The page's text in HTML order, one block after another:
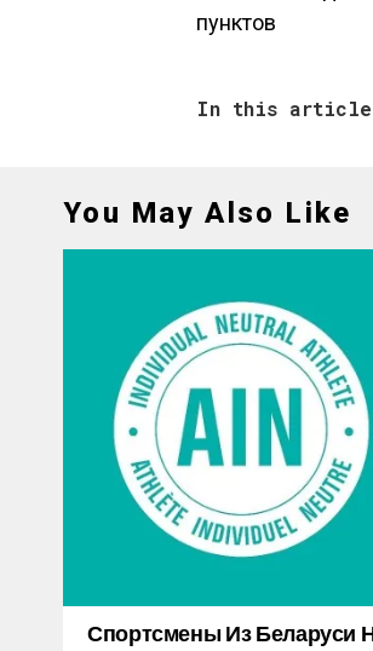
пунктов
In this
You May Also Like
Спортсмены Из Беларуси